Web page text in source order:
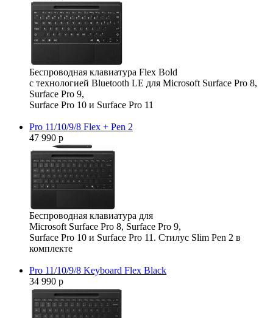
Беспроводная клавиатура Flex Bold
с технологией Bluetooth LE для Microsoft Surface Pro 8,
Surface Pro 9,
Surface Pro 10 и Surface Pro 11
Pro 11/10/9/8 Flex + Pen 2
47 990 р
Беспроводная клавиатура для
Microsoft Surface Pro 8, Surface Pro 9,
Surface Pro 10 и Surface Pro 11. Стилус Slim Pen 2 в
комплекте
Pro 11/10/9/8 Keyboard Flex Black
34 990 р